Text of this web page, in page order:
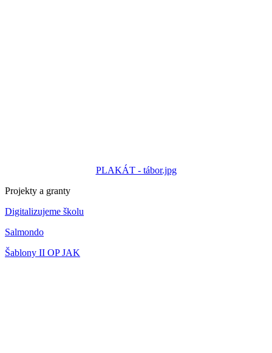
PLAKÁT - tábor.jpg
Projekty a granty
Digitalizujeme školu
Salmondo
Šablony II OP JAK